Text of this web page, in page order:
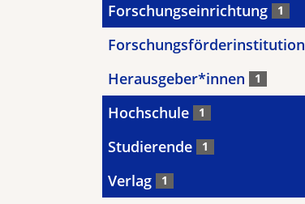
Forschungseinrichtung 1
Forschungsförderinstitution
Herausgeber*innen 1
Hochschule 1
Studierende 1
Verlag 1